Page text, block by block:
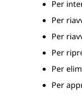
Per
Per
Per
Per
Per
Per